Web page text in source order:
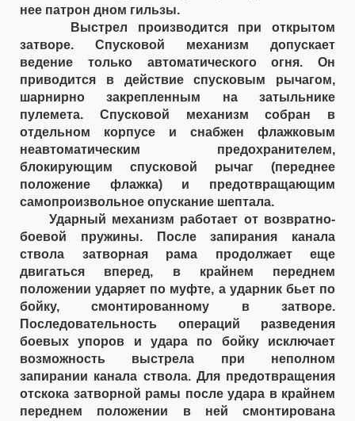
нее патрон дном гильзы.
Выстрел производится при открытом
затворе. Спусковой механизм допускает
ведение только автоматического огня. Он
приводится в действие спусковым рычагом,
шарнирно закрепленным на затыльнике
пулемета. Спусковой механизм собран в
отдельном корпусе и снабжен флажковым
неавтоматическим предохранителем,
блокирующим спусковой рычаг (переднее
положение флажка) и предотвращающим
самопроизвольное опускание шептала.
Ударный механизм работает от возвратно-
боевой пружины. После запирания канала
ствола затворная рама продолжает еще
двигаться вперед, в крайнем переднем
положении ударяет по муфте, а ударник бьет по
бойку, смонтированному в затворе.
Последовательность операций разведения
боевых упоров и удара по бойку исключает
возможность выстрела при неполном
запирании канала ствола. Для предотвращения
отскока затворной рамы после удара в крайнем
переднем положении в ней смонтирована